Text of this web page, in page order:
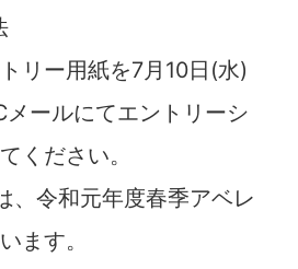
リー用紙を7月10日(水)
メールにてエントリーシ
ください。
、令和元年度春季アベレ
ます。